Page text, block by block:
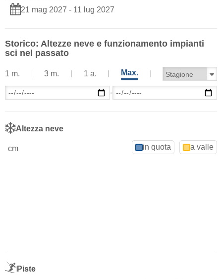
21 mag 2027 - 11 lug 2027
Storico: Altezze neve e funzionamento impianti
sci nel passato
1 m. 3 m. 1 a. Max.
-
Altezza neve
cm in quota a valle
Piste